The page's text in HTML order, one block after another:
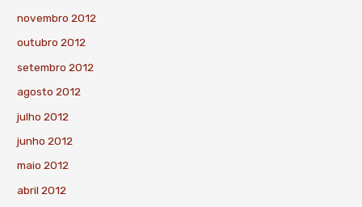
novembro 2012
outubro 2012
setembro 2012
agosto 2012
julho 2012
junho 2012
maio 2012
abril 2012